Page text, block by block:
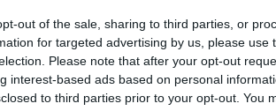
out of the sale, sharing to third parties, or
for targeted advertising by us, please use
Please note that after your opt-out
interest-based ads based on personal
to third parties prior to your opt-out. You